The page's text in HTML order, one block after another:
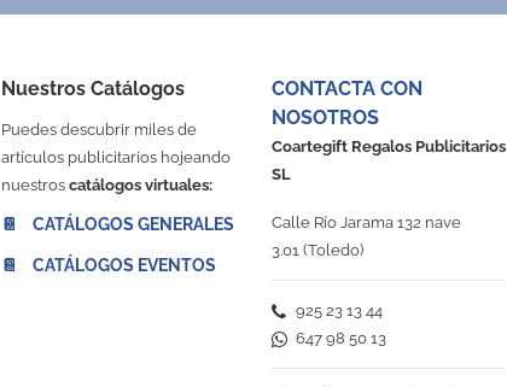
Nuestros Catálogos
Puedes descubrir miles de
artículos publicitarios hojeando
nuestros catálogos virtuales:
📔 CATÁLOGOS GENERALES
📔 CATÁLOGOS EVENTOS
CONTACTA CON
NOSOTROS
Coartegift Regalos Publicitarios
SL
Calle Río Jarama 132 nave
3.01 (Toledo)
925 23 13 44
647 98 50 13